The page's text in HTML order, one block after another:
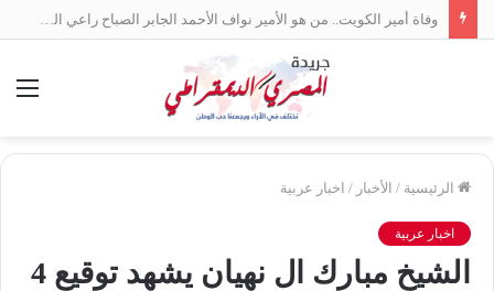
وفاة أمير الكويت.. من هو الأمير نواف الأحمد الجابر الصباح راعي السلام بين العرب؟
الرئيسية / الأخبار / اخبار عربية
اخبار عربية
الشيخ مبارك ال نهيان يشهد توقيع 4